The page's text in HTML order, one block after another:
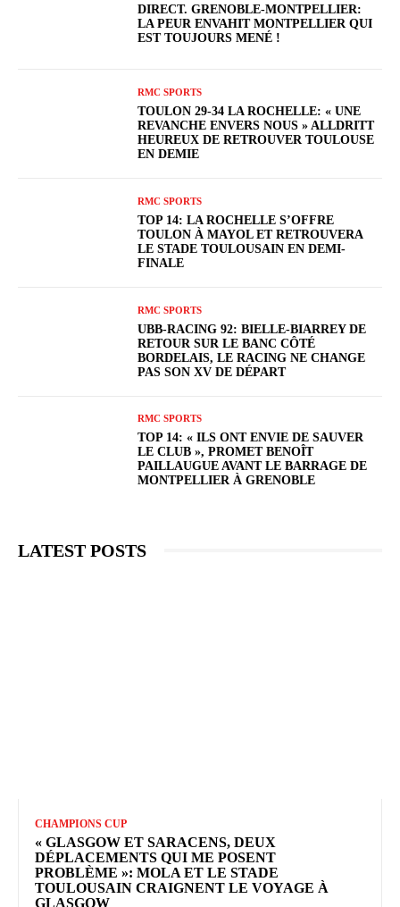
DIRECT. GRENOBLE-MONTPELLIER:
LA PEUR ENVAHIT MONTPELLIER QUI
EST TOUJOURS MENÉ !
RMC SPORTS
TOULON 29-34 LA ROCHELLE: « UNE
REVANCHE ENVERS NOUS » ALLDRITT
HEUREUX DE RETROUVER TOULOUSE
EN DEMIE
RMC SPORTS
TOP 14: LA ROCHELLE S’OFFRE
TOULON À MAYOL ET RETROUVERA
LE STADE TOULOUSAIN EN DEMI-
FINALE
RMC SPORTS
UBB-RACING 92: BIELLE-BIARREY DE
RETOUR SUR LE BANC CÔTÉ
BORDELAIS, LE RACING NE CHANGE
PAS SON XV DE DÉPART
RMC SPORTS
TOP 14: « ILS ONT ENVIE DE SAUVER
LE CLUB », PROMET BENOÎT
PAILLAUGUE AVANT LE BARRAGE DE
MONTPELLIER À GRENOBLE
LATEST POSTS
CHAMPIONS CUP
« GLASGOW ET SARACENS, DEUX
DÉPLACEMENTS QUI ME POSENT
PROBLÈME »: MOLA ET LE STADE
TOULOUSAIN CRAIGNENT LE VOYAGE À
GLASGOW